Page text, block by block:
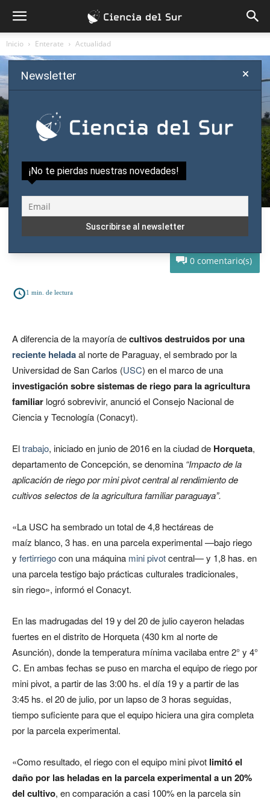
Inicio Enterate Actualidad
Actualidad
Combatieron heladas en los cultivos con
investigación de ProCiencia
0
1 min. de lectura
A diferencia de la mayoría decultivos destruidos por una
reciente heladaal norte de Paraguay, el sembrado por la
Universidad de San Carlos (USC) en el marco de una
investigación sobre sistemas de riego para la agricultura
familiar logró sobrevivir, anunció el Consejo Nacional de
Ciencia y Tecnología (Conacyt).
Eltrabajo, iniciado en junio de 2016 en la ciudad de Horqueta,
departamento de Concepción, se denomina “Impacto de la
aplicación de riego por mini pivot central al rendimiento de
cultivos selectos de la agricultura familiar paraguaya”.
«La USC ha sembrado un total de 4,8 hectáreas de
maíz blanco, 3 has. en una parcela experimental —bajo riego
y fertirriegocon una máquina mini pivotcentral— y 1,8 has. en
una parcela testigo bajo prácticas culturales tradicionales,
sin riego», informó el Conacyt.
En las madrugadas del 19 y del 20 de julio cayeron heladas
fuertes en el distrito de Horqueta (430 km al norte de
Asunción), donde la temperatura mínima vacilaba entre 2° y 4°
C. En ambas fechas se puso en marcha el equipo de riego por
mini pivot, a partir de las 3:00 hs. el día 19 y a partir de las
3:45 hs. el 20 de julio, por un lapso de 3 horas seguidas,
tiempo suficiente para que el equipo hiciera una gira completa
por la parcela experimental.
«Como resultado, el riego con el equipo mini pivot limitó el
daño por las heladas en la parcela experimental a un 20%
del cultivo, en comparación a casi 100% en la parcela sin
Newsletter
¡No te pierdas nuestras novedades!